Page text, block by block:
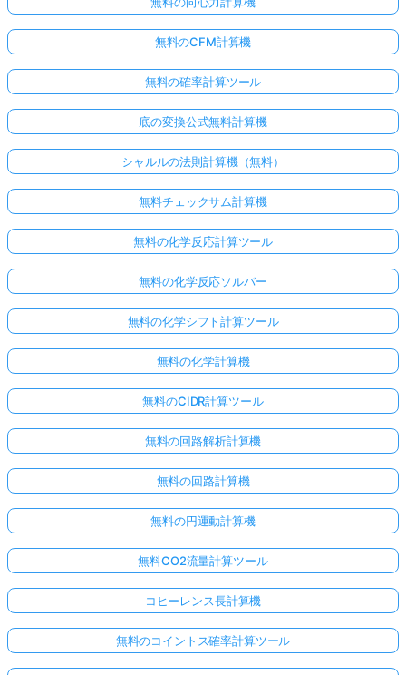
無料のCFM計算機
無料の確率計算ツール
底の変換公式無料計算機
シャルルの法則計算機（無料）
無料チェックサム計算機
無料の化学反応計算ツール
無料の化学反応ソルバー
無料の化学シフト計算ツール
無料の化学計算機
無料のCIDR計算ツール
無料の回路解析計算機
無料の回路計算機
無料の円運動計算機
無料CO2流量計算ツール
コヒーレンス長計算機
無料のコイントス確率計算ツール